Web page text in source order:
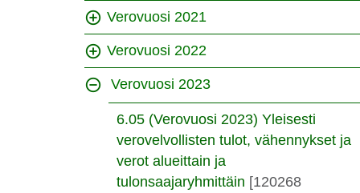
Verovuosi 2021
Verovuosi 2022
Verovuosi 2023
6.05 (Verovuosi 2023) Yleisesti
verovelvollisten tulot, vähennykset ja
verot alueittain ja
tulonsaajaryhmittäin [120268